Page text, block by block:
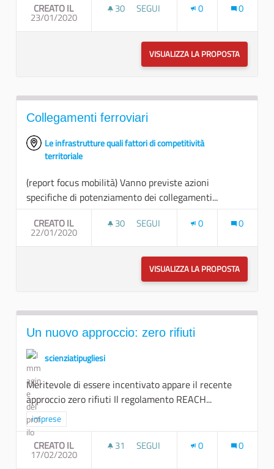
CREATO IL
23/01/2020
30 30 SOSTENITORI
SEGUI 0 0
VISUALIZZA LA PROPOSTA
Collegamenti ferroviari
Le infrastrutture quali fattori di competitività
territoriale
(report focus mobilità) Vanno previste azioni
specifiche di potenziamento dei collegamenti...
CREATO IL
22/01/2020
30 30 SOSTENITORI
SEGUI 0 0
VISUALIZZA LA PROPOSTA
Un nuovo approccio: zero rifiuti
scienziatipugliesi
Meritevole di essere incentivato appare il recente
approccio zero rifiuti Il regolamento REACH...
Filtra i risultati per categoria: imprese
imprese
CREATO IL
17/02/2020
31 31 SOSTENITORI
SEGUI 0 0